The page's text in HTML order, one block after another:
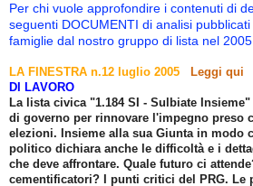
Per chi vuole approfondire i contenuti di
seguenti DOCUMENTI di analisi
famiglie dal nostro gruppo di lista nel
LA FINESTRA n.12 luglio 2005 Leggi qui
DI LAVORO
La lista civica "1.184 SI - Sulbiate
di governo per rinnovare l'impegno preso
elezioni. Insieme alla sua Giunta in modo
politico dichiara anche le difficoltà e i
che deve affrontare. Quale futuro ci
cementificatori? I punti critici del PRG. Le